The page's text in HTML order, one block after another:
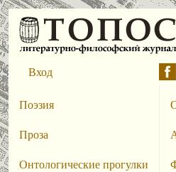
Вход
Поэзия
Проза
Онтологические прогулки